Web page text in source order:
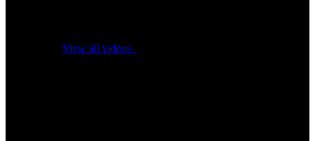
View all videos